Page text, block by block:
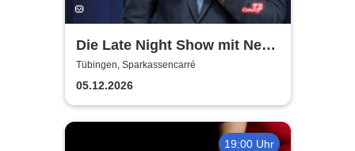
Die Late Night Show mit Nebi
Tuncer
Tübingen, Sparkassencarré
05.12.2026
19:00 Uhr